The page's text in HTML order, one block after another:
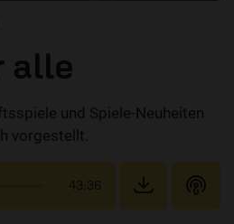
alle
und Spiele-Neuheiten
vorgestellt.
43:36